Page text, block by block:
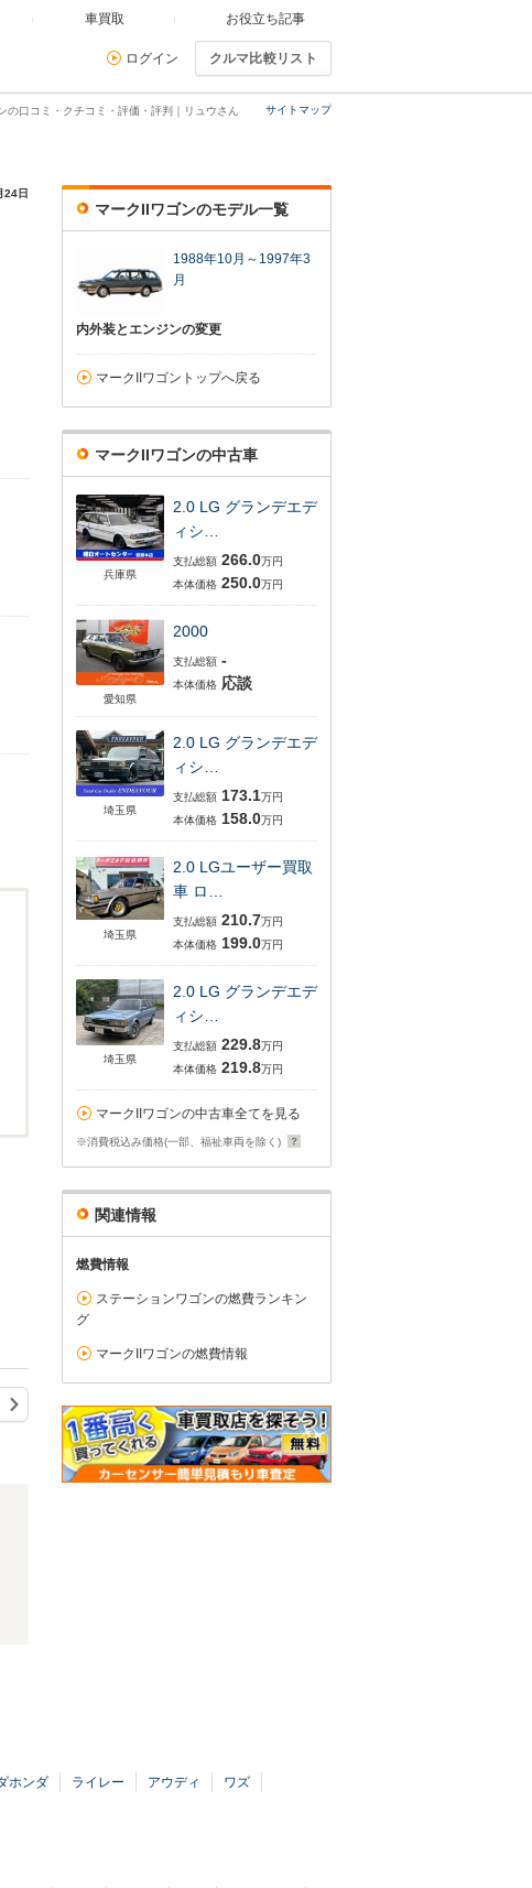
車買取 お役立ち記事
ログイン クルマ比較リスト
サイトマップ
の口コミ・クチコミ・評価・評判｜リュウさん
24日
マークIIワゴンのモデル一覧
1988年10月～1997年3
月
内外装とエンジンの変更
マークIIワゴントップへ戻る
マークIIワゴンの中古車
兵庫県
2.0 LG グランデエデ
ィシ…
支払総額 266.0万円
本体価格 250.0万円
愛知県
2000
支払総額 -
本体価格 応談
埼玉県
2.0 LG グランデエデ
ィシ…
支払総額 173.1万円
本体価格 158.0万円
埼玉県
2.0 LGユーザー買取
車 ロ…
支払総額 210.7万円
本体価格 199.0万円
埼玉県
2.0 LG グランデエデ
ィシ…
支払総額 229.8万円
本体価格 219.8万円
マークIIワゴンの中古車全てを見る
※消費税込み価格(一部、福祉車両を除く)
関連情報
燃費情報
ステーションワゴンの燃費ランキン
グ
マークIIワゴンの燃費情報
ホンダ ライレー アウディ
ワズ